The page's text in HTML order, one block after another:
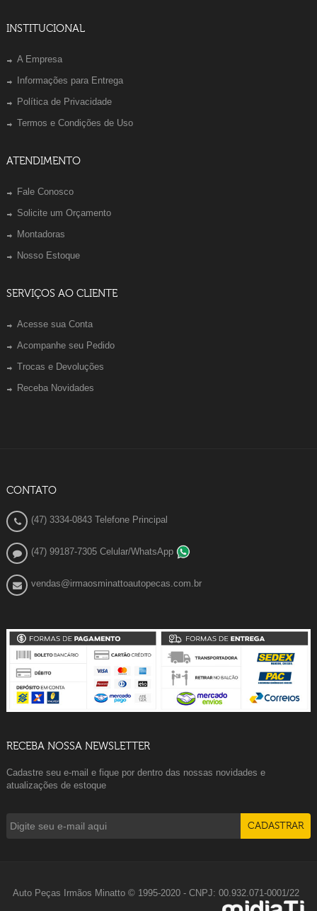
INSTITUCIONAL
A Empresa
Informações para Entrega
Política de Privacidade
Termos e Condições de Uso
ATENDIMENTO
Fale Conosco
Solicite um Orçamento
Montadoras
Nosso Estoque
SERVIÇOS AO CLIENTE
Acesse sua Conta
Acompanhe seu Pedido
Trocas e Devoluções
Receba Novidades
CONTATO
(47) 3334-0843 Telefone Principal
(47) 99187-7305 Celular/WhatsApp
vendas@irmaosminattoautopecas.com.br
RECEBA NOSSA NEWSLETTER
Cadastre seu e-mail e fique por dentro das nossas novidades e
atualizações de estoque
Auto Peças Irmãos Minatto © 1995-2020 - CNPJ: 00.932.071-0001/22